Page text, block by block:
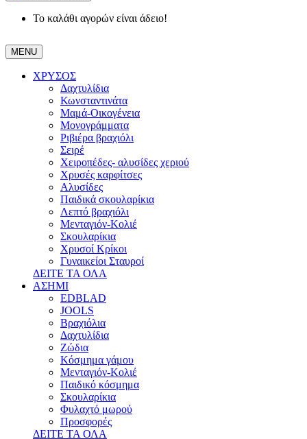
Το καλάθι αγορών είναι άδειο!
MENU
ΧΡΥΣΟΣ
Δαχτυλίδια
Κωνσταντινάτα
Μαμά-Οικογένεια
Μονογράμματα
Ριβιέρα βραχιόλι
Σειρέ
Χειροπέδες- αλυσίδες χεριού
Χρυσές καρφίτσες
Αλυσίδες
Παιδικά σκουλαρίκια
Λεπτό βραχιόλι
Μενταγιόν-Κολιέ
Σκουλαρίκια
Χρυσοί Κρίκοι
Γυναικείοι Σταυροί
ΔΕΙΤΕ ΤΑ ΟΛΑ
ΑΣΗΜΙ
EDBLAD
JOOLS
Βραχιόλια
Δαχτυλίδια
Ζώδια
Κόσμημα γάμου
Μενταγιόν-Κολιέ
Παιδικό κόσμημα
Σκουλαρίκια
Φυλαχτό μωρού
Προσφορές
ΔΕΙΤΕ ΤΑ ΟΛΑ